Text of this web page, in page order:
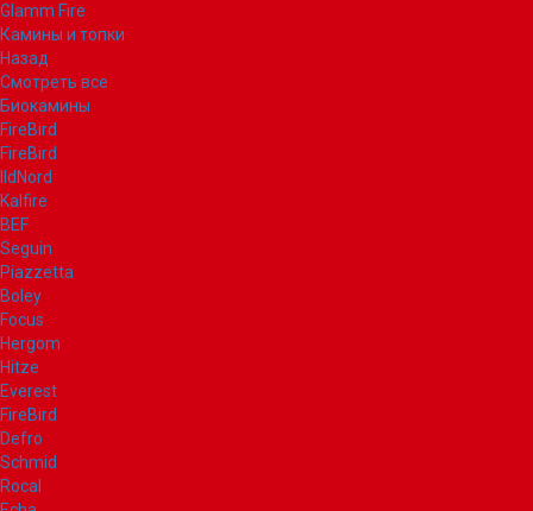
Glamm Fire
Камины и топки
Назад
Смотреть все
Биокамины
FireBird
FireBird
IldNord
Kalfire
BEF
Seguin
Piazzetta
Boley
Focus
Hergom
Hitze
Everest
FireBird
Defro
Schmid
Rocal